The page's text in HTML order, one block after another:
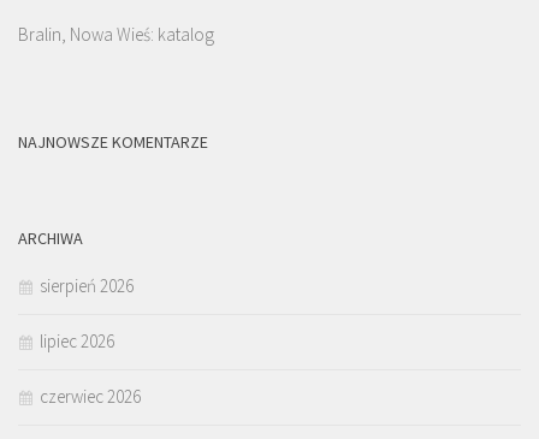
Bralin, Nowa Wieś: katalog
NAJNOWSZE KOMENTARZE
ARCHIWA
sierpień 2026
lipiec 2026
czerwiec 2026